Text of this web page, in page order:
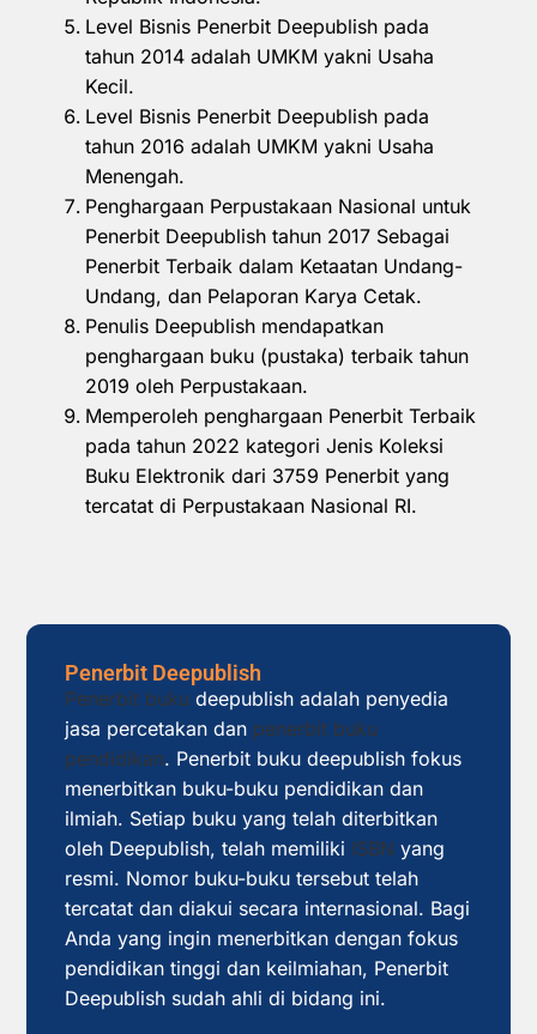
Level Bisnis Penerbit Deepublish pada
tahun 2014 adalah UMKM yakni Usaha
Kecil.
Level Bisnis Penerbit Deepublish pada
tahun 2016 adalah UMKM yakni Usaha
Menengah.
Penghargaan Perpustakaan Nasional untuk
Penerbit Deepublish tahun 2017 Sebagai
Penerbit Terbaik dalam Ketaatan Undang-
Undang, dan Pelaporan Karya Cetak.
Penulis Deepublish mendapatkan
penghargaan buku (pustaka) terbaik tahun
2019 oleh Perpustakaan.
Memperoleh penghargaan Penerbit Terbaik
pada tahun 2022 kategori Jenis Koleksi
Buku Elektronik dari 3759 Penerbit yang
tercatat di Perpustakaan Nasional RI.
Penerbit Deepublish
Penerbit buku deepublish adalah penyedia
jasa percetakan dan penerbit buku
pendidikan. Penerbit buku deepublish fokus
menerbitkan buku-buku pendidikan dan
ilmiah. Setiap buku yang telah diterbitkan
oleh Deepublish, telah memiliki ISBN yang
resmi. Nomor buku-buku tersebut telah
tercatat dan diakui secara internasional. Bagi
Anda yang ingin menerbitkan dengan fokus
pendidikan tinggi dan keilmiahan, Penerbit
Deepublish sudah ahli di bidang ini.